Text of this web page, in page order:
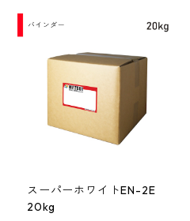
スーパーホワイトEN-2E
20kg